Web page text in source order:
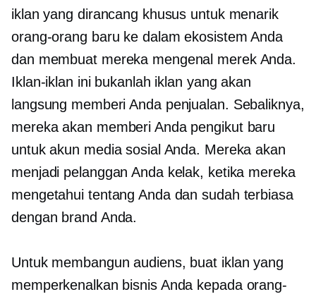
iklan yang dirancang khusus untuk menarik
orang-orang baru ke dalam ekosistem Anda
dan membuat mereka mengenal merek Anda.
Iklan-iklan ini bukanlah iklan yang akan
langsung memberi Anda penjualan. Sebaliknya,
mereka akan memberi Anda pengikut baru
untuk akun media sosial Anda. Mereka akan
menjadi pelanggan Anda kelak, ketika mereka
mengetahui tentang Anda dan sudah terbiasa
dengan brand Anda.
Untuk membangun audiens, buat iklan yang
memperkenalkan bisnis Anda kepada orang-